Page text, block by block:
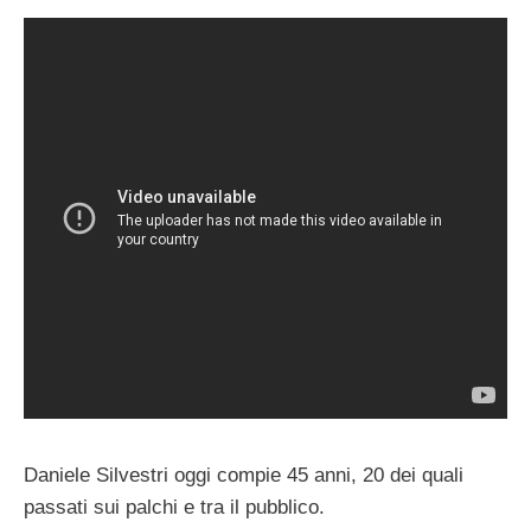
Daniele Silvestri oggi compie 45 anni, 20 dei quali
passati sui palchi e tra il pubblico.